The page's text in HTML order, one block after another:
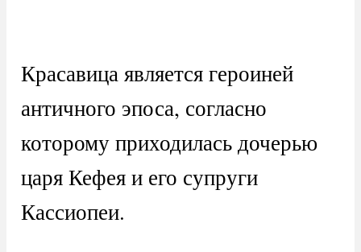
Красавица является героиней
античного эпоса, согласно
которому приходилась дочерью
царя Кефея и его супруги
Кассиопеи.